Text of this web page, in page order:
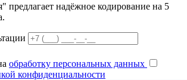
предлагает надёжное кодирование на 5
обработку персональных данных
конфиденциальности